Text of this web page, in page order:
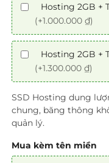
Hosting 2GB +
(+1.000.000 ₫)
Hosting 2GB +
(+1.300.000 ₫)
SSD Hosting dung
chung, băng thông
quản lý.
Mua kèm tên miền